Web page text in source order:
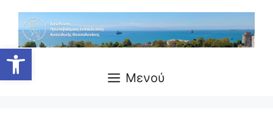
Ανοίξτε τη γραμμή εργαλείων
περιεχόμενο
Μενού